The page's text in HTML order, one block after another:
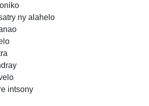
ny alahelo
intsony